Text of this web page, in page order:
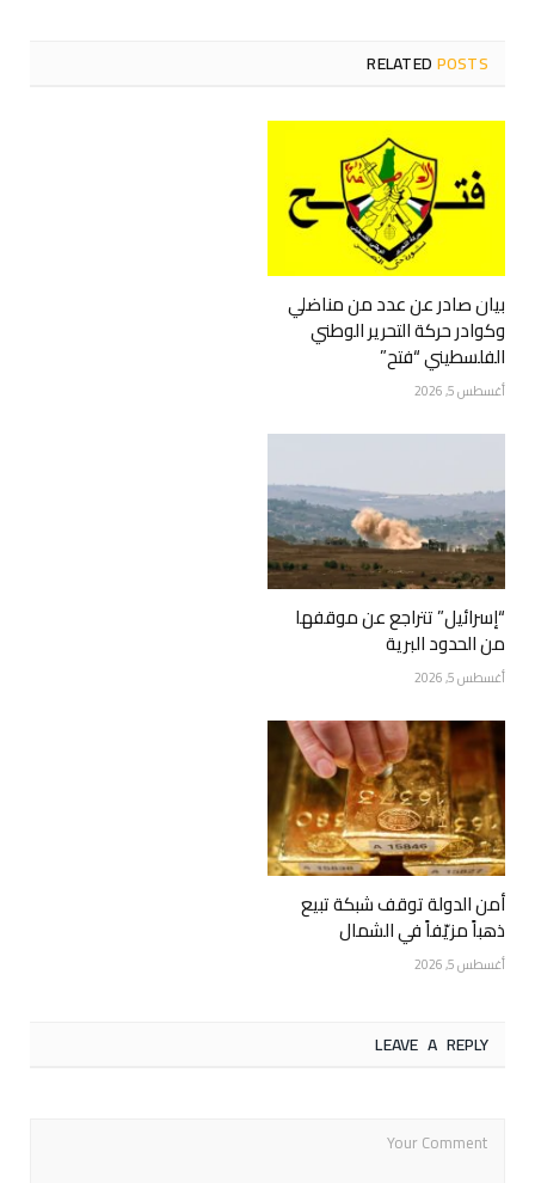
RELATEDPOSTS
بيان صادر عن عدد من مناضلي
وكوادر حركة التحرير الوطني
الفلسطيني “فتح”
أغسطس 5, 2026
“إسرائيل” تتراجع عن موقفها
من الحدود البرية
أغسطس 5, 2026
أمن الدولة توقف شبكة تبيع
ذهباً مزيّفاً في الشمال
أغسطس 5, 2026
LEAVE A REPLY